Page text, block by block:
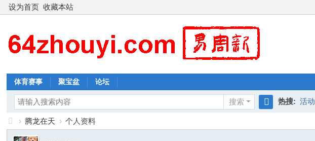
设为首页 收藏本站
体育赛事 聚宝盆 论坛
搜索
索
热搜: 活动
新
› 腾龙在天 › 个人资料